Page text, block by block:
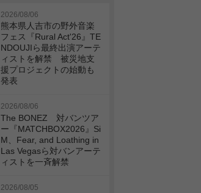
2026/08/06
熊本県人吉市の野外音楽
フェス『Rural Act'26』TE
NDOUJIら最終出演アーテ
ィストを解禁 被災地支
援プロジェクトの始動も
発表
2026/08/06
The BONEZ 対バンツア
ー『MATCHBOX2026』Si
M、Fear, and Loathing in
Las Vegasら対バンアーテ
ィストを一斉解禁
2026/08/05